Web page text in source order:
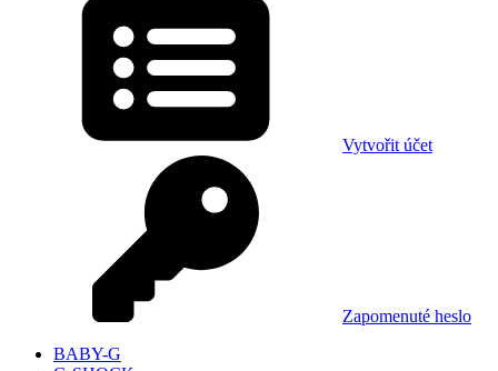
Vytvořit účet
Zapomenuté heslo
BABY-G